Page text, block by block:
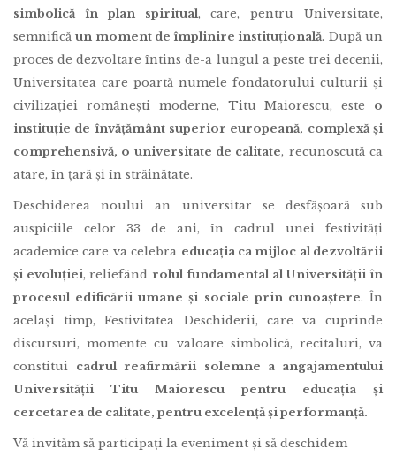
simbolică în plan spiritual, care, pentru Universitate,
semnificăun moment de împlinire instituțională. După un
proces de dezvoltare întins de-a lungul a peste trei decenii,
Universitatea care poartă numele fondatorului culturii și
civilizației românești moderne, Titu Maiorescu, este o
instituție de învățământ superior europeană, complexă și
comprehensivă, o universitate de calitate, recunoscută ca
atare, în țară și în străinătate.
Deschiderea noului an universitar se desfășoară sub
auspiciile celor 33 de ani, în cadrul unei festivități
academice care va celebra educația ca mijloc al dezvoltării
și evoluției, reliefând rolul fundamental al Universității în
procesul edificării umane și sociale prin cunoaștere. În
același timp, Festivitatea Deschiderii, care va cuprinde
discursuri, momente cu valoare simbolică, recitaluri, va
constitui cadrul reafirmării solemne a angajamentului
Universității Titu Maiorescu pentru educația și
cercetarea de calitate, pentru excelență și performanță.
Vă invităm să participați la eveniment și să deschidem